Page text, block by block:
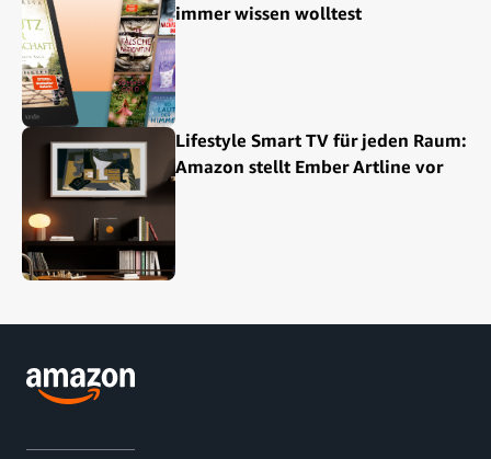
immer wissen wolltest
Lifestyle Smart TV für jeden Raum:
Amazon stellt Ember Artline vor